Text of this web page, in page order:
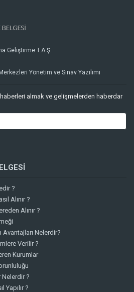
Geliştirme T.A.Ş.
Yönetim ve Sınav Yazılımı
almak ve gelişmelerden haberdar
?
Alınır ?
Alınır ?
Nelerdir?
Verilir ?
Kurumlar
?
Yapılır ?